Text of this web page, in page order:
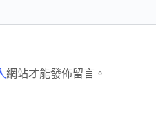
網站才能發佈留言。